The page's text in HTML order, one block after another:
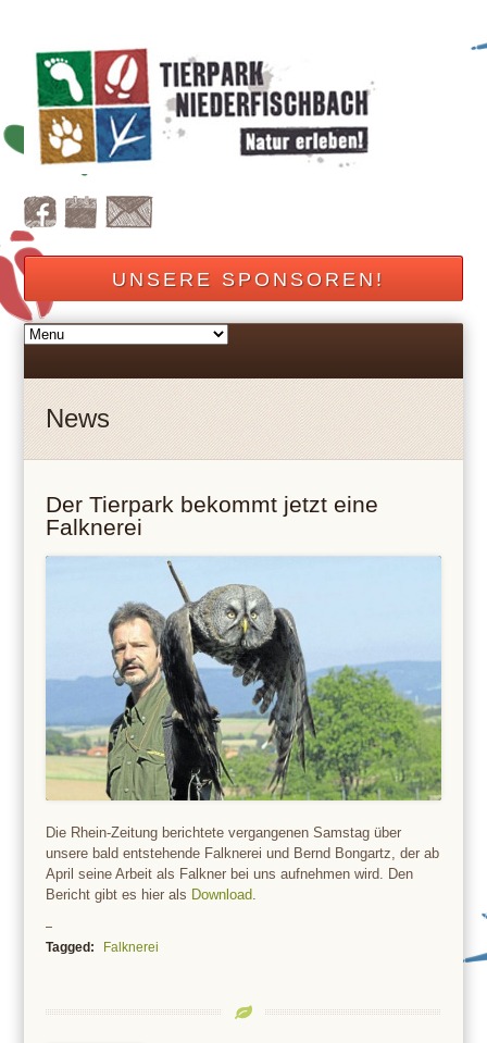
UNSERE SPONSOREN!
News
Der Tierpark bekommt jetzt eine
Falknerei
Die Rhein-Zeitung berichtete vergangenen Samstag über
unsere bald entstehende Falknerei und Bernd Bongartz, der ab
April seine Arbeit als Falkner bei uns aufnehmen wird. Den
Bericht gibt es hier als Download
Tagged: Falknerei